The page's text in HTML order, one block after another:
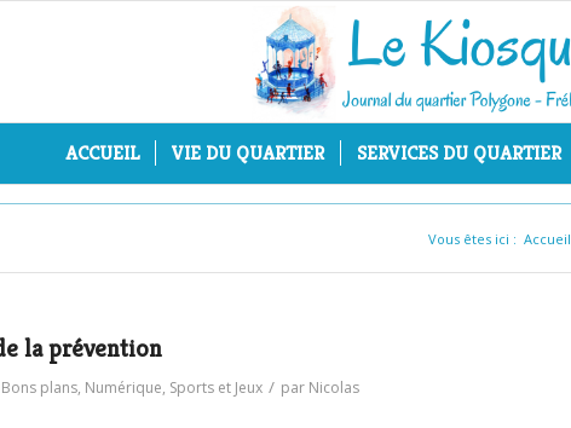
ACCUEIL VIE DU QUARTIER SERVICES DU QUARTIER
Vous êtes ici : Accueil
la prévention
Bons plans, Numérique, Sports et Jeux / par Nicolas